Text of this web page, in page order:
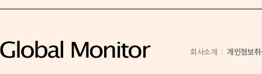
회사소개 개인정보